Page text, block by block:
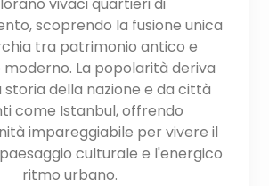
scoprendo la fusione unica
tra patrimonio antico e
La popolarità deriva
della nazione e da città
come Istanbul, offrendo
impareggiabile per vivere il
culturale e l'energico
ritmo urbano.